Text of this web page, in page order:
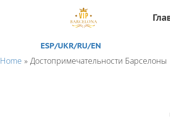
ESP/UKR/RU/EN
Home Достопримечательности Барселоны